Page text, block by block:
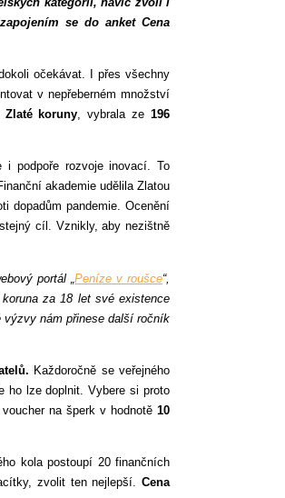
se do anket Cena
očekávat. I přes všechny
v nepřeberném množství
Zlaté koruny, vybrala ze196
i podpoře rozvoje inovací. To
akademie udělila Zlatou
dopadům pandemie. Ocenění
cíl. Vznikly, aby nezištně
portál „Peníze v roušce“,
za 18 let své existence
výzvy nám přinese další ročník
Každoročně se veřejného
ho lze doplnit. Vybere si proto
na šperk v hodnotě 10
kola postoupí 20 finančních
zvolit ten nejlepší. Cena